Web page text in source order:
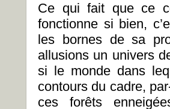
Ce qui fait que ce
fonctionne si bien,
les bornes de sa
allusions un univers
si le monde dans
contours du cadre,
ces forêts